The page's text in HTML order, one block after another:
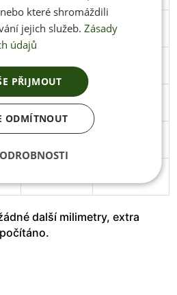
106 Stáhnout
108
111
další milimetry, extra
které shromáždili
jejich služeb. Zásady
údajů
PŘIJMOUT
ODMÍTNOUT